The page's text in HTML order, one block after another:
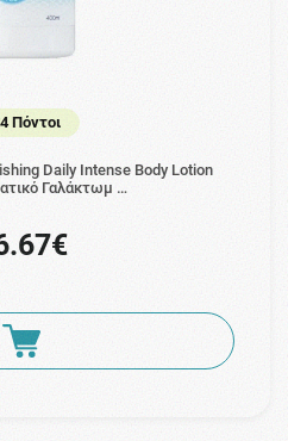
Πόντοι
Daily Intense Body Lotion
Γαλάκτωμ …